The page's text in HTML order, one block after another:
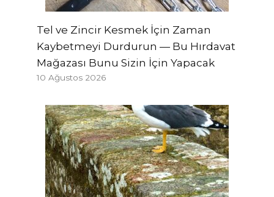
Tel ve Zincir Kesmek İçin Zaman
Kaybetmeyi Durdurun — Bu Hırdavat
Mağazası Bunu Sizin İçin Yapacak
10 Ağustos 2026